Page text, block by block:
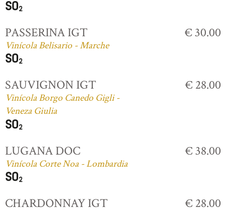
PASSERINA IGT
Vinícola Belisario - Marche
€ 30.00
SAUVIGNON IGT
Vinícola Borgo Canedo Gigli -
Veneza Giulia
€ 28.00
LUGANA DOC
Vinícola Corte Noa - Lombardia
€ 38.00
CHARDONNAY IGT € 28.00